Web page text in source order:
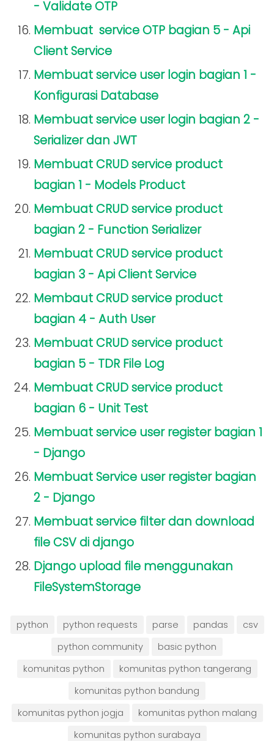
- Validate OTP
Membuat service OTP bagian 5 - Api
Client Service
Membuat service user login bagian 1 -
Konfigurasi Database
Membuat service user login bagian 2 -
Serializer dan JWT
Membuat CRUD service product
bagian 1 - Models Product
Membuat CRUD service product
bagian 2 - Function Serializer
Membuat CRUD service product
bagian 3 - Api Client Service
Membaut CRUD service product
bagian 4 - Auth User
Membuat CRUD service product
bagian 5 - TDR File Log
Membuat CRUD service product
bagian 6 - Unit Test
Membuat service user register bagian 1
- Django
Membuat Service user register bagian
2 - Django
Membuat service filter dan download
file CSV di django
Django upload file menggunakan
FileSystemStorage
python python requests parse pandas
csv
python community
basic python
komunitas python
komunitas python tangerang
komunitas python bandung
komunitas python jogja
komunitas python malang
komunitas python surabaya